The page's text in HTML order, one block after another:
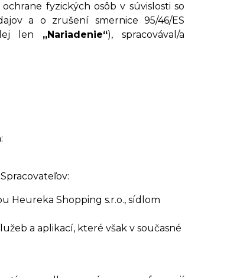
fyzických osôb v súvislosti so
a o zrušení smernice 95/46/ES
len „Nariadenie“), spracovával/a
Heureka Shopping s.r.o., sídlom
a aplikací, které však v současné